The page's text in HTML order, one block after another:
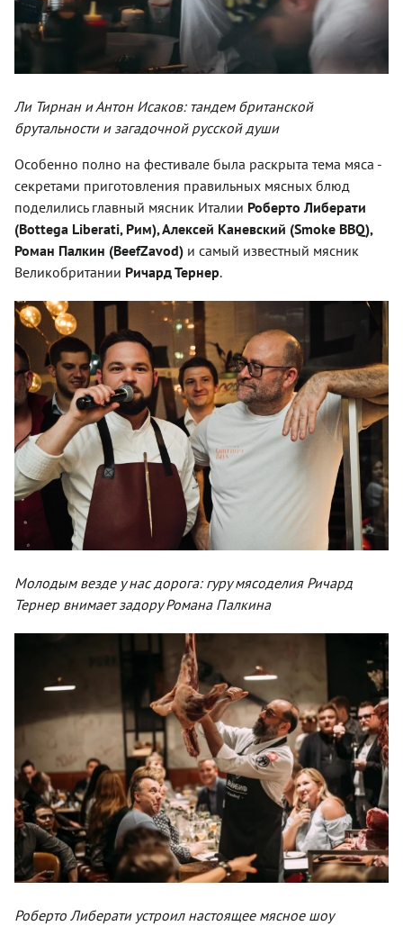
Ли Тирнан и Антон Исаков: тандем британской
брутальности и загадочной русской души
Особенно полно на фестивале была раскрыта тема мяса -
секретами приготовления правильных мясных блюд
поделились главный мясник Италии Роберто Либерати
(Bottega Liberati, Рим), Алексей Каневский (Smoke BBQ),
Роман Палкин (BeefZavod) и самый известный мясник
Великобритании Ричард Тернер.
Молодым везде у нас дорога: гуру мясоделия Ричард
Тернер внимает задору Романа Палкина
Роберто Либерати устроил настоящее мясное шоу